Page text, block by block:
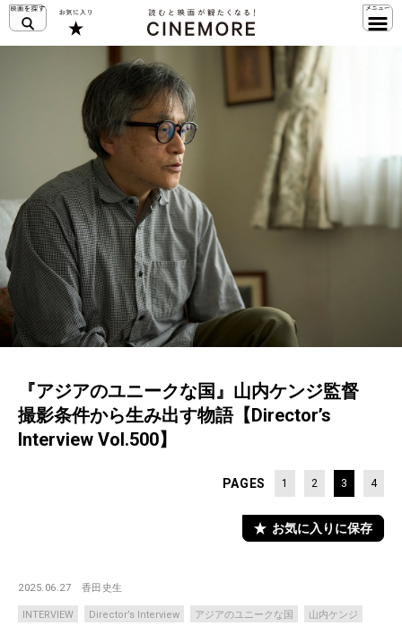
『アジアのユニークな国』山内ケンジ監督
撮影条件から生み出す物語【Director’s
Interview Vol.500】
PAGES 1 2 3 4
お気に入りに保存
2025.06.27 香田史生
INTERVIEW Director’s Interview アジアのユニークな国 山内ケンジ